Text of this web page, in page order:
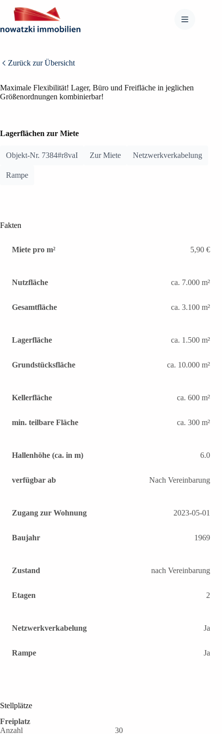
Inhalt
springen
Zurück zur Übersicht
Maximale Flexibilität! Lager, Büro und Freifläche in jeglichen
Größenordnungen kombinierbar!
BILDER ANZEIGEN (16)
Lagerflächen zur Miete
Objekt-Nr. 7384#r8vaI Zur Miete Netzwerkverkabelung
Rampe
Fakten
Miete pro m² 5,90 €
Nutzfläche ca. 7.000 m²
Gesamtfläche ca. 3.100 m²
Lagerfläche ca. 1.500 m²
Grundstücksfläche ca. 10.000 m²
Kellerfläche ca. 600 m²
min. teilbare Fläche ca. 300 m²
Hallenhöhe (ca. in m) 6.0
verfügbar ab Nach Vereinbarung
Zugang zur Wohnung 2023-05-01
Baujahr 1969
Zustand nach Vereinbarung
Etagen 2
Netzwerkverkabelung Ja
Rampe Ja
Stellplätze
Freiplatz
Anzahl
30